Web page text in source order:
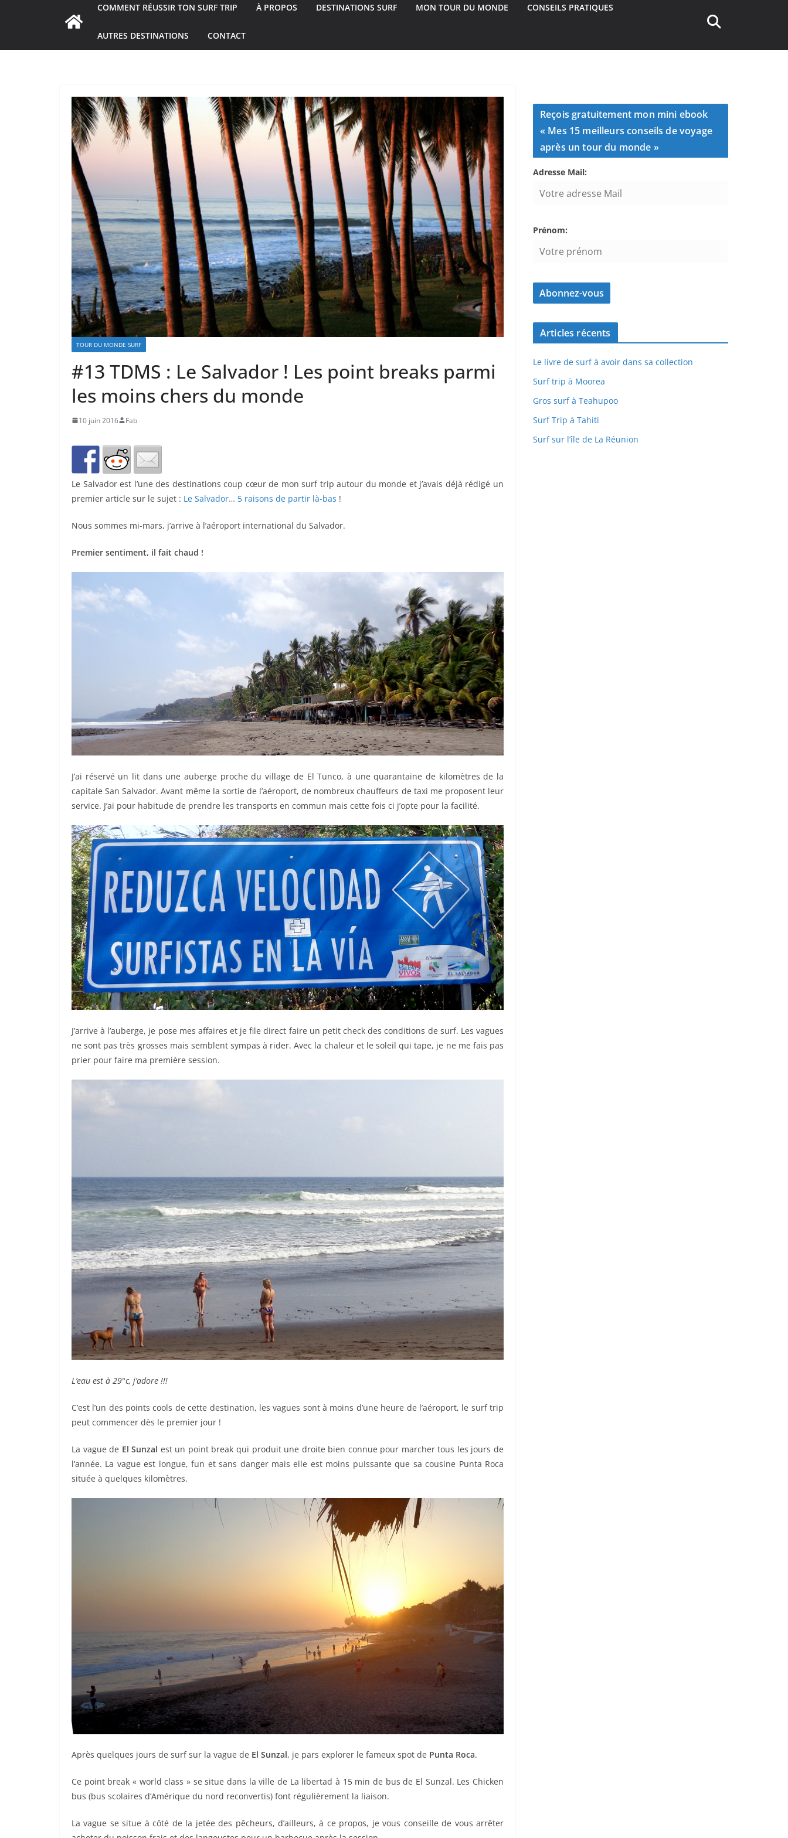
COMMENT RÉUSSIR TON SURF TRIP À PROPOS DESTINATIONS SURF MON TOUR DU MONDE CONSEILS PRATIQUES
AUTRES DESTINATIONS CONTACT
TOUR DU MONDE SURF
#13 TDMS : Le Salvador ! Les point breaks parmi
les moins chers du monde
10 juin 2016 Fab
Le Salvador est l’une des destinations coup cœur de mon surf trip autour du monde et j’avais déjà rédigé un
premier article sur le sujet : Le Salvador… 5 raisons de partir là-bas !
Nous sommes mi-mars, j’arrive à l’aéroport international du Salvador.
Premier sentiment, il fait chaud !
J’ai réservé un lit dans une auberge proche du village de El Tunco, à une quarantaine de kilomètres de la
capitale San Salvador. Avant même la sortie de l’aéroport, de nombreux chauffeurs de taxi me proposent leur
service. J’ai pour habitude de prendre les transports en commun mais cette fois ci j’opte pour la facilité.
J’arrive à l’auberge, je pose mes affaires et je file direct faire un petit check des conditions de surf. Les vagues
ne sont pas très grosses mais semblent sympas à rider. Avec la chaleur et le soleil qui tape, je ne me fais pas
prier pour faire ma première session.
L’eau est à 29°c, j’adore !!!
C’est l’un des points cools de cette destination, les vagues sont à moins d’une heure de l’aéroport, le surf trip
peut commencer dès le premier jour !
La vague de El Sunzal est un point break qui produit une droite bien connue pour marcher tous les jours de
l’année. La vague est longue, fun et sans danger mais elle est moins puissante que sa cousine Punta Roca
située à quelques kilomètres.
Après quelques jours de surf sur la vague de El Sunzal, je pars explorer le fameux spot de Punta Roca.
Ce point break « world class » se situe dans la ville de La libertad à 15 min de bus de El Sunzal. Les Chicken
bus (bus scolaires d’Amérique du nord reconvertis) font régulièrement la liaison.
La vague se situe à côté de la jetée des pêcheurs, d’ailleurs, à ce propos, je vous conseille de vous arrêter
Reçois gratuitement mon mini ebook
« Mes 15 meilleurs conseils de voyage
après un tour du monde »
Adresse Mail:
Prénom:
Articles récents
Le livre de surf à avoir dans sa collection
Surf trip à Moorea
Gros surf à Teahupoo
Surf Trip à Tahiti
Surf sur l’île de La Réunion